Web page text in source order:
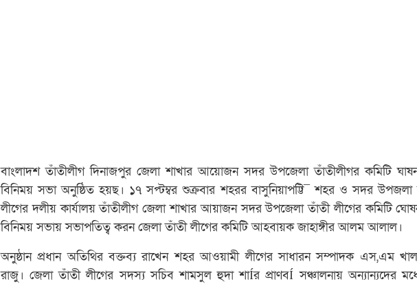
বাংলাদশ তাঁতীলীগ দিনাজপুর জেলা শাখার আয়োজন সদর উপজেলা তাঁতীলীগর কমিটি
বিনিময় সভা অনুষ্ঠিত হয়ছ। ১৭ সপ্টম্বর শুক্রবার শহরর বাসুনিয়াপট্টি¯ শহর ও সদর
লীগের দলীয় কার্যালয় তাঁতীলীগ জেলা শাখার আয়াজন সদর উপজেলা তাঁতী লীগের কমিটি
বিনিময় সভায় সভাপতিত্ব করন জেলা তাঁতী লীগের কমিটি আহবায়ক জাহাঙ্গীর আলম আলাল।
অনুষ্ঠান প্রধান অতিথির বক্তব্য রাখেন শহর আওয়ামী লীগের সাধারন সম্পাদক এস,এম
রাজু। জেলা তাঁতী লীগের সদস্য সচিব শামসুল হুদা শাÍর প্রাণবÍ সঞ্চালনায় অন্যান্যদের